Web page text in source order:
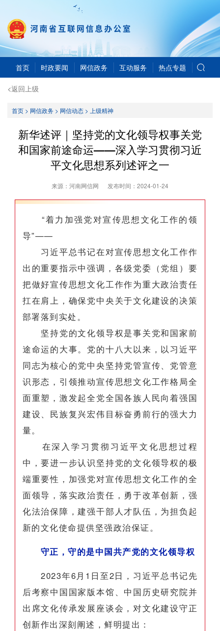
首页 时政要闻 网信政务 互动服务 热点专题
<返回上级
首页> 网信政务> 网信动态> 上级精神
新华述评｜坚持党的文化领导权事关党
和国家前途命运——深入学习贯彻习近
平文化思想系列述评之一
来源：河南网信网 发布时间： 2024-01-24
“着力加强党对宣传思想文化工作的领
导”——
习近平总书记在对宣传思想文化工作作
出的重要指示中强调，各级党委（党组）要
把做好宣传思想文化工作作为重大政治责任
扛在肩上，确保党中央关于文化建设的决策
部署落到实处。
坚持党的文化领导权是事关党和国家前
途命运的大事。党的十八大以来，以习近平
同志为核心的党中央坚持党管宣传、党管意
识形态，引领推动宣传思想文化工作格局全
面重塑，激发起全党全国各族人民向着强国
建设、民族复兴宏伟目标奋勇前行的强大力
量。
在深入学习贯彻习近平文化思想过程
中，要进一步认识坚持党的文化领导权的极
端重要性，加强党对宣传思想文化工作的全
面领导，落实政治责任，勇于改革创新，强
化法治保障，建强干部人才队伍，为担负起
新的文化使命提供坚强政治保证。
守正，守的是中国共产党的文化领导权
2023年6月1日至2日，习近平总书记先
后考察中国国家版本馆、中国历史研究院并
出席文化传承发展座谈会，对文化建设守正
创新作出深刻阐述，鲜明提出：